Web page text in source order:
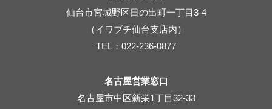
仙台市宮城野区日の出町一丁目3-4
（イワブチ仙台支店内）
TEL：022-236-0877
名古屋営業窓口
名古屋市中区新栄1丁目32-33